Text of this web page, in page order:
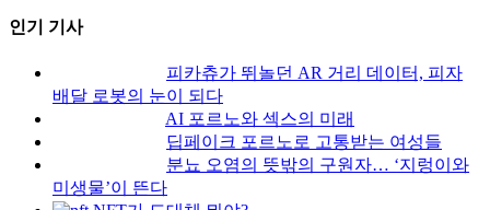
인기 기사
피카츄가 뛰놀던 AR 거리 데이터, 피자
배달 로봇의 눈이 되다
AI 포르노와 섹스의 미래
딥페이크 포르노로 고통받는 여성들
분뇨 오염의 뜻밖의 구원자… ‘지렁이와
미생물’이 뜬다